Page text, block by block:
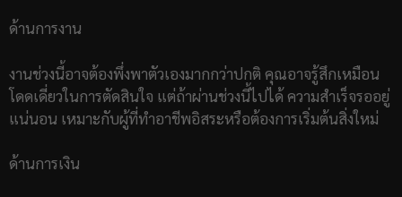
ด้านการงาน
งานช่วงนี้อาจต้องพึ่งพาตัวเองมากกว่าปกติ คุณอาจรู้สึกเหมือน
โดดเดี่ยวในการตัดสินใจ แต่ถ้าผ่านช่วงนี้ไปได้ ความสำเร็จรออยู่
แน่นอน เหมาะกับผู้ที่ทำอาชีพอิสระหรือต้องการเริ่มต้นสิ่งใหม่
ด้านการเงิน